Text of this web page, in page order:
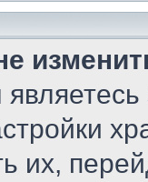
их,